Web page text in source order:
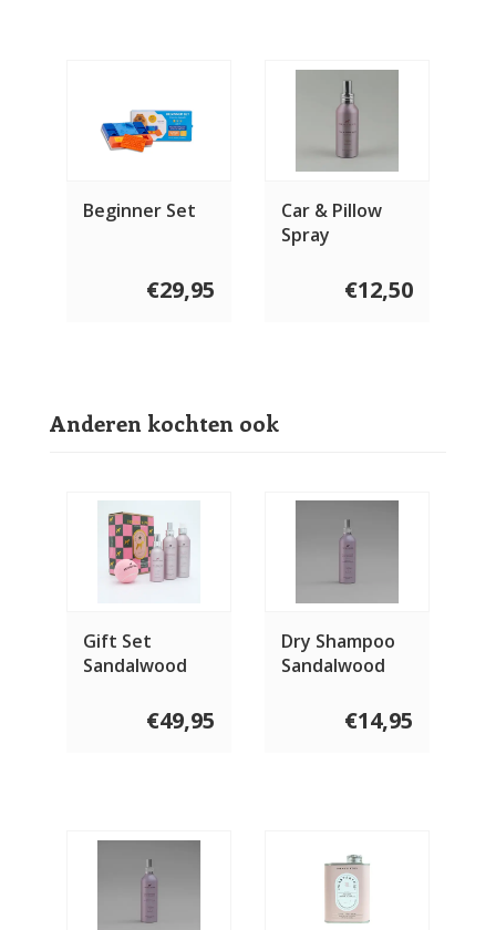
Beginner Set
€29,95
Car & Pillow
Spray
€12,50
Anderen kochten ook
Gift Set
Sandalwood
€49,95
Dry Shampoo
Sandalwood
€14,95